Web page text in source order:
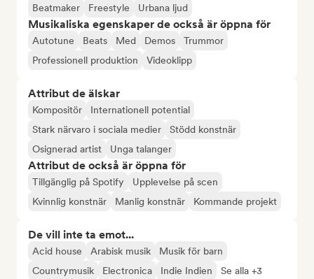
Beatmaker Freestyle Urbana ljud
Musikaliska egenskaper de också är öppna för
Autotune Beats Med Demos
Trummor
Professionell produktion
Videoklipp
Attribut de älskar
Kompositör
Internationell potential
Stark närvaro i sociala medier
Stödd konstnär
Osignerad artist
Unga talanger
Attribut de också är öppna för
Tillgänglig på Spotify
Upplevelse på scen
Kvinnlig konstnär
Manlig konstnär Kommande projekt
De vill inte ta emot...
Acid house Arabisk musik
Musik för barn
Countrymusik
Electronica Indie Indien Se alla +3